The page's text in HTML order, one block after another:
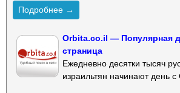
Подробнее →
Orbita.co.il — Популярная
страница
Ежедневно десятки тысяч
израильтян начинают день с